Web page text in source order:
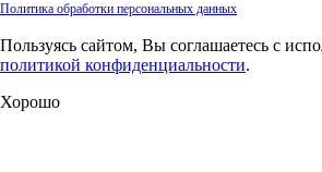
Политика обработки персональных данных
Пользуясь сайтом, Вы соглашаетесь с
политикой конфиденциальности.
Хорошо